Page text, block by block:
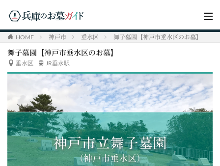
HOME 神戸市 垂水区 舞子墓園【神戸市垂水区のお墓】
舞子墓園【神戸市垂水区のお墓】
垂水区 JR垂水駅
神戸市立舞子墓園
（神戸市垂水区）